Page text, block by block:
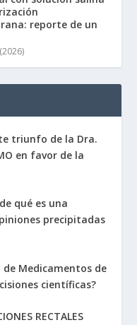
reporte de un
triunfo de la Dra.
en favor de la
qué es una
precipitadas
de Medicamentos de
científicas?
RECTALES